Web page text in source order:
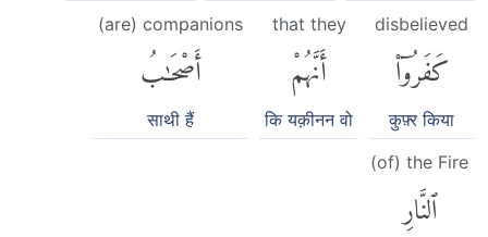
disbelieved
كَفَرُوٓا۟
कुफ़्र किया
that they
أَنَّهُمْ
कि यक़ीनन वो
(are) companions
أَصْحَٰبُ
साथी हैं
(of) the Fire
ٱلنَّارِ